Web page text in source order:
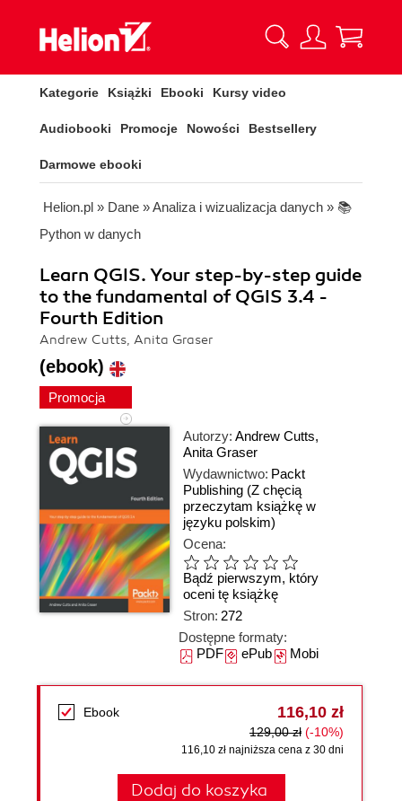
Kategorie Książki Ebooki Kursy video
Audiobooki Promocje Nowości Bestsellery
Darmowe ebooki
Helion.pl » Dane »Analiza i wizualizacja danych » 📚
Python w danych
Learn QGIS. Your step-by-step guide
to the fundamental of QGIS 3.4 -
Fourth Edition
Andrew Cutts, Anita Graser
(ebook)
Promocja
Autorzy: Andrew Cutts,
Anita Graser
Wydawnictwo: Packt
Publishing (Z chęcią
przeczytam książkę w
języku polskim)
Ocena:
Bądź pierwszym, który
oceni tę książkę
Stron: 272
Dostępne formaty:
PDFePubMobi
Ebook 116,10 zł
129,00 zł (-10%)
116,10 zł najniższa cena z 30 dni
Dodaj do koszyka